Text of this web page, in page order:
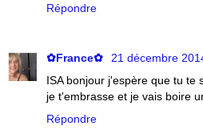
Répondre
✿France✿
21 décembre
ISA bonjour j'espère que tu te
je t'embrasse et je vais boire
Répondre